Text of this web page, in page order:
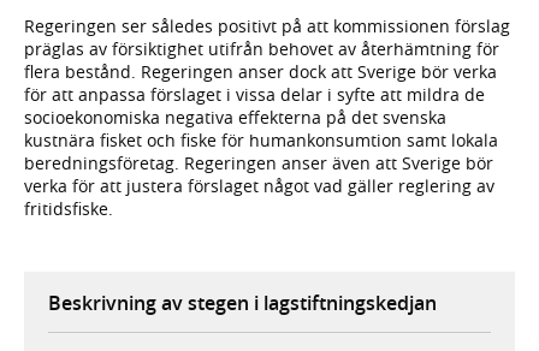
Regeringen ser således positivt på att kommissionen förslag
präglas av försiktighet utifrån behovet av återhämtning för
flera bestånd. Regeringen anser dock att Sverige bör verka
för att anpassa förslaget i vissa delar i syfte att mildra de
socioekonomiska negativa effekterna på det svenska
kustnära fisket och fiske för humankonsumtion samt lokala
beredningsföretag. Regeringen anser även att Sverige bör
verka för att justera förslaget något vad gäller reglering av
fritidsfiske.
Beskrivning av stegen i lagstiftningskedjan